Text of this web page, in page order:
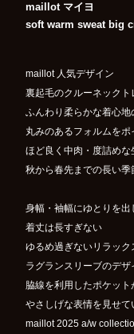
maillot マイヨ
soft warm sweat big
maillot 人気デザイン
裏起毛のクルーネックト
ふんわり柔らかな着心地
丸みのあるフォルムをポ
ほど良く中肉・度詰めな
秋から春先までの長い季
身幅・袖幅にゆとりを出
着丈は長すぎない
ゆるめ過ぎないリラック
ラグランスリーブのデザ
脇線を利用したポケット
やさしげな表情を見せて
maillot 2025 a/w